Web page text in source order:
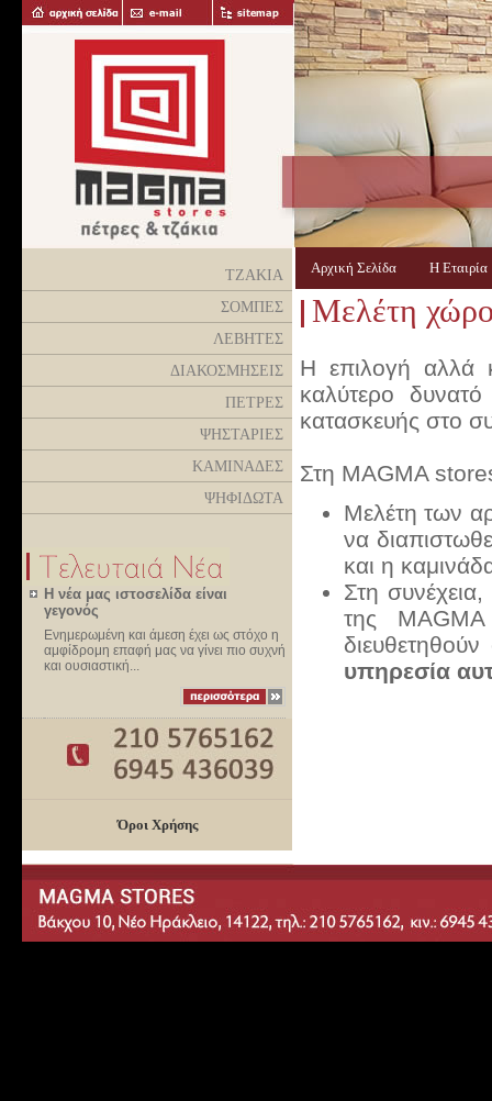
ΤΖΑΚΙΑ
ΣΟΜΠΕΣ
ΛΕΒΗΤΕΣ
ΔΙΑΚΟΣΜΗΣΕΙΣ
ΠΕΤΡΕΣ
ΨΗΣΤΑΡΙΕΣ
ΚΑΜΙΝΑΔΕΣ
ΨΗΦΙΔΩΤΑ
Η νέα μας ιστοσελίδα είναι
γεγονός
Ενημερωμένη και άμεση έχει ως στόχο η
αμφίδρομη επαφή μας να γίνει πιο συχνή
και ουσιαστική...
Όροι Χρήσης
Αρχική Σελίδα Η
Μελέτη
H επιλογή αλλά
καλύτερο
κατασκευής στο
Στη ΜΑGMA
Μελέτη των
να
και η
Στη συνέχεια,
της ΜΑGMA
υπηρεσία